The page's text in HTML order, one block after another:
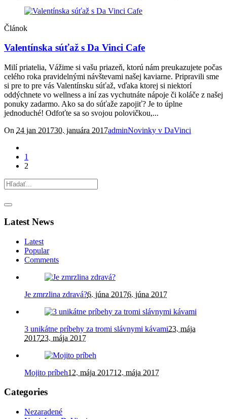
Článok
Valentínska súťaž s Da Vinci Cafe
Milí priatelia, Vážime si vašu priazeň, ktorú nám preukazujete počas
celého roka pravidelnými návštevami našej kaviarne. Pripravili sme
si pre to pre vás Valentínsku súťaž, vďaka ktorej si niektorí
oddýchnete vo wellness a iní zas vychutnáte nápoje či koláče z našej
ponuky zadarmo. Ako sa do súťaže zapojiť? Je to úplne
jednoduché! Odfoťte sa so svojou polovičkou,...
On 24 jan 201730. januára 2017adminNovinky v DaVinci
1
2
Latest News
Latest
Popular
Comments
Je zmrzlina zdravá?6. júna 20176. júna 2017
3 unikátne príbehy za tromi slávnymi kávami23. mája
201723. mája 2017
Mojito príbeh12. mája 201712. mája 2017
Categories
Nezaradené